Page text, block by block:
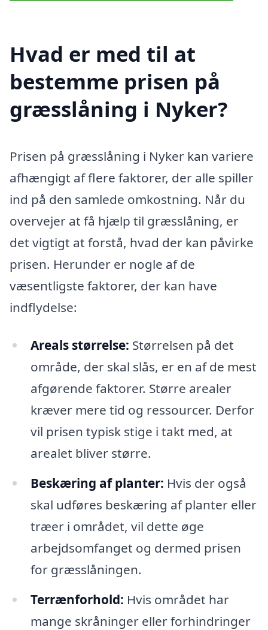
Hvad er med til at
bestemme prisen på
græsslåning i Nyker?
Prisen på græsslåning i Nyker kan variere
afhængigt af flere faktorer, der alle spiller
ind på den samlede omkostning. Når du
overvejer at få hjælp til græsslåning, er
det vigtigt at forstå, hvad der kan påvirke
prisen. Herunder er nogle af de
væsentligste faktorer, der kan have
indflydelse:
Areals størrelse: Størrelsen på det
område, der skal slås, er en af de mest
afgørende faktorer. Større arealer
kræver mere tid og ressourcer. Derfor
vil prisen typisk stige i takt med, at
arealet bliver større.
Beskæring af planter: Hvis der også
skal udføres beskæring af planter eller
træer i området, vil dette øge
arbejdsomfanget og dermed prisen
for græsslåningen.
Terrænforhold: Hvis området har
mange skråninger eller forhindringer